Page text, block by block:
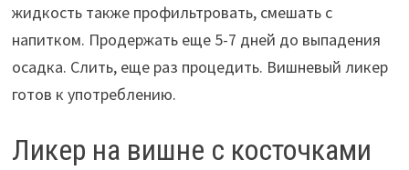
жидкость также профильтровать, смешать с
напитком. Продержать еще 5-7 дней до выпадения
осадка. Слить, еще раз процедить. Вишневый ликер
готов к употреблению.
Ликер на вишне с косточками